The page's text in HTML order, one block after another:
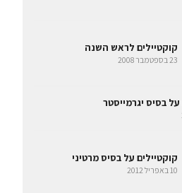
קוקטיילים לראש השנה
23 בספטמבר 2008
על בסיס יגרמייסטר
קוקטיילים על בסיס מרטיני
10 באפריל 2012